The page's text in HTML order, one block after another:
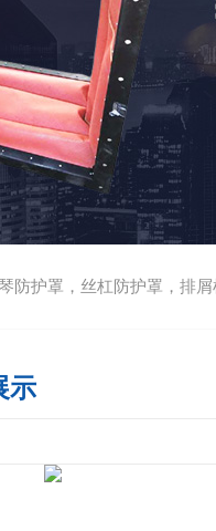
护罩，丝杠防护罩，排屑机
示